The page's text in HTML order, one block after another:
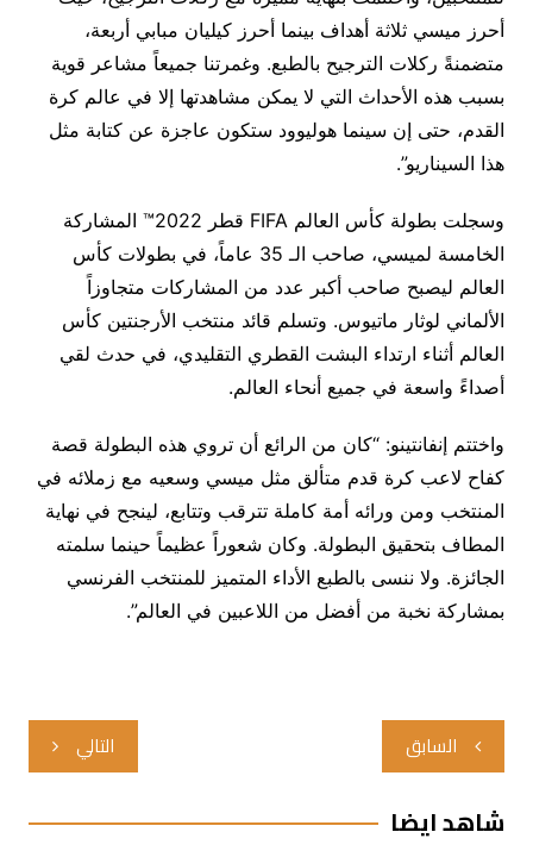
أحرز ميسي ثلاثة أهداف بينما أحرز كيليان مبابي أربعة،
متضمنةً ركلات الترجيح بالطبع. وغمرتنا جميعاً مشاعر قوية
بسبب هذه الأحداث التي لا يمكن مشاهدتها إلا في عالم كرة
القدم، حتى إن سينما هوليوود ستكون عاجزة عن كتابة مثل
هذا السيناريو”.
وسجلت بطولة كأس العالم FIFA قطر 2022™ المشاركة
الخامسة لميسي، صاحب الـ 35 عاماً، في بطولات كأس
العالم ليصبح صاحب أكبر عدد من المشاركات متجاوزاً
الألماني لوثار ماتيوس. وتسلم قائد منتخب الأرجنتين كأس
العالم أثناء ارتداء البشت القطري التقليدي، في حدث لقي
أصداءً واسعة في جميع أنحاء العالم.
واختتم إنفانتينو: “كان من الرائع أن تروي هذه البطولة قصة
كفاح لاعب كرة قدم متألق مثل ميسي وسعيه مع زملائه في
المنتخب ومن ورائه أمة كاملة تترقب وتتابع، لينجح في نهاية
المطاف بتحقيق البطولة. وكان شعوراً عظيماً حينما سلمته
الجائزة. ولا ننسى بالطبع الأداء المتميز للمنتخب الفرنسي
بمشاركة نخبة من أفضل من اللاعبين في العالم”.
تصفّح
المقالات
السابق التالي
شاهد ايضا